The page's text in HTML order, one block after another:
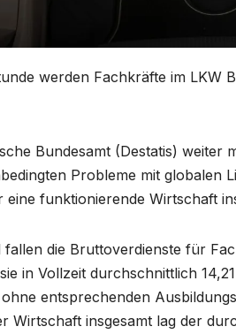
werden Fachkräfte im LKW
Bundesamt (Destatis)
Probleme mit
funktionierende Wirtschaft
fallen die Bruttoverdienste für
in Vollzeit durchschnittlich
entsprechenden
Wirtschaft insgesamt lag der